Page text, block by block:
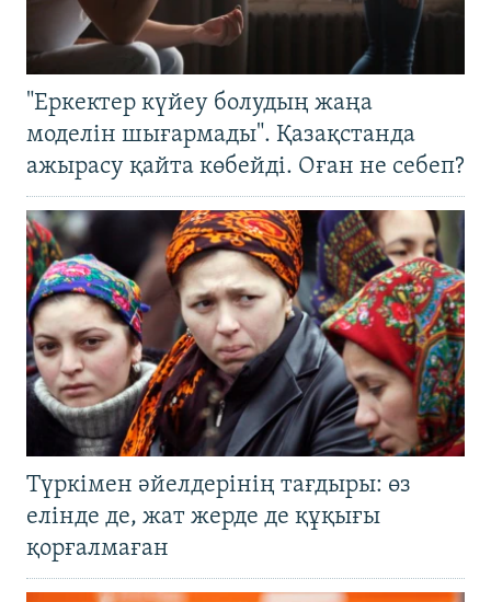
"Еркектер күйеу болудың жаңа
моделін шығармады". Қазақстанда
ажырасу қайта көбейді. Оған не себеп?
Түркімен әйелдерінің тағдыры: өз
елінде де, жат жерде де құқығы
қорғалмаған